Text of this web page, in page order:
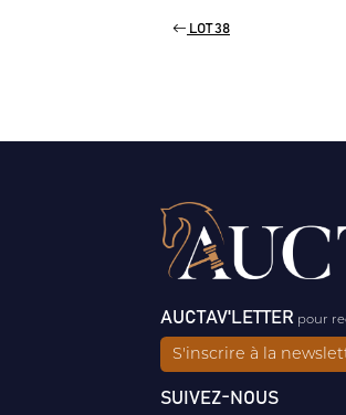
LOT 38
AUCTAV'LETTER pour
S'inscrire à la
SUIVEZ-NOUS